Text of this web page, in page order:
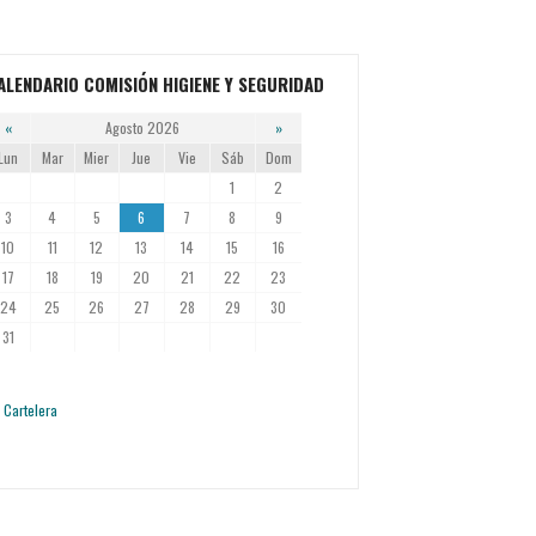
COMISIÓN HIGIENE Y SEGURIDAD
« Agosto 2026
»
Mar Mier Jue Vie Sáb
Dom
1
2
3
4 5 6 7 8
9
10
11 12 13 14 15
16
17
18 19 20 21 22
23
24
25 26 27 28 29
30
31
Cartelera